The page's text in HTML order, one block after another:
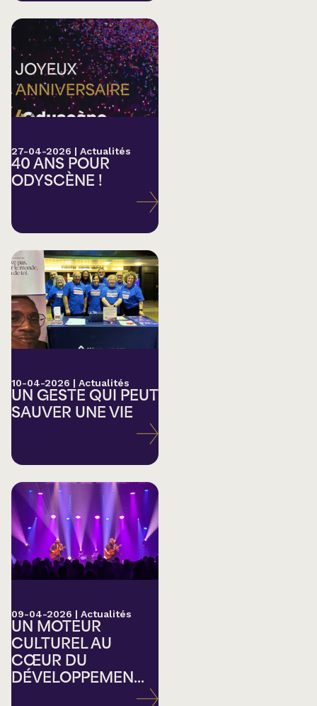
27-04-2026 | Actualités
40 ANS POUR
ODYSCÈNE !
10-04-2026 | Actualités
UN GESTE QUI PEUT
SAUVER UNE VIE
09-04-2026 | Actualités
UN MOTEUR
CULTUREL AU
CŒUR DU
DÉVELOPPEMEN...